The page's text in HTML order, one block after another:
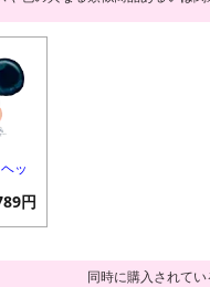
ッ
円
同時に購入されて